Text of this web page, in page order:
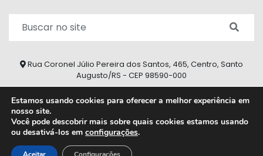
Rua Coronel Júlio Pereira dos Santos, 465, Centro, Santo
Augusto/RS - CEP 98590-000
2026 © Todos os direitos reservados.
Estamos usando cookies para oferecer a melhor experiência em
nosso site.
Você pode descobrir mais sobre quais cookies estamos usando
ou desativá-los em configurações.